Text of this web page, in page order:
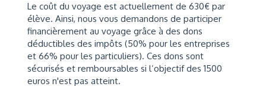
Le coût du voyage est actuellement de 630€ par
élève. Ainsi, nous vous demandons de participer
financièrement au voyage grâce à des dons
déductibles des impôts (50% pour les entreprises
et 66% pour les particuliers). Ces dons sont
sécurisés et remboursables si l’objectif des 1500
euros n'est pas atteint.